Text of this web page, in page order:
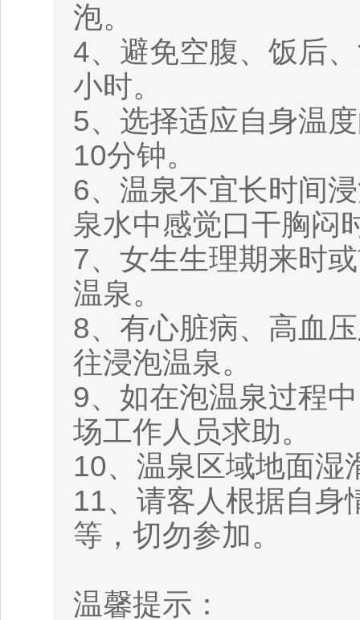
泡。
4、避免空腹、饭后
小时。
5、选择适应自身温
10分钟。
6、温泉不宜长时间
泉水中感觉口干胸闷
7、女生生理期来时
温泉。
8、有心脏病、高血
往浸泡温泉。
9、如在泡温泉过程
场工作人员求助。
10、温泉区域地面湿
11、请客人根据自身
等，切勿参加。
温馨提示：